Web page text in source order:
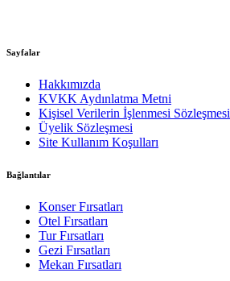
Sayfalar
Hakkımızda
KVKK Aydınlatma Metni
Kişisel Verilerin İşlenmesi Sözleşmesi
Üyelik Sözleşmesi
Site Kullanım Koşulları
Bağlantılar
Konser Fırsatları
Otel Fırsatları
Tur Fırsatları
Gezi Fırsatları
Mekan Fırsatları